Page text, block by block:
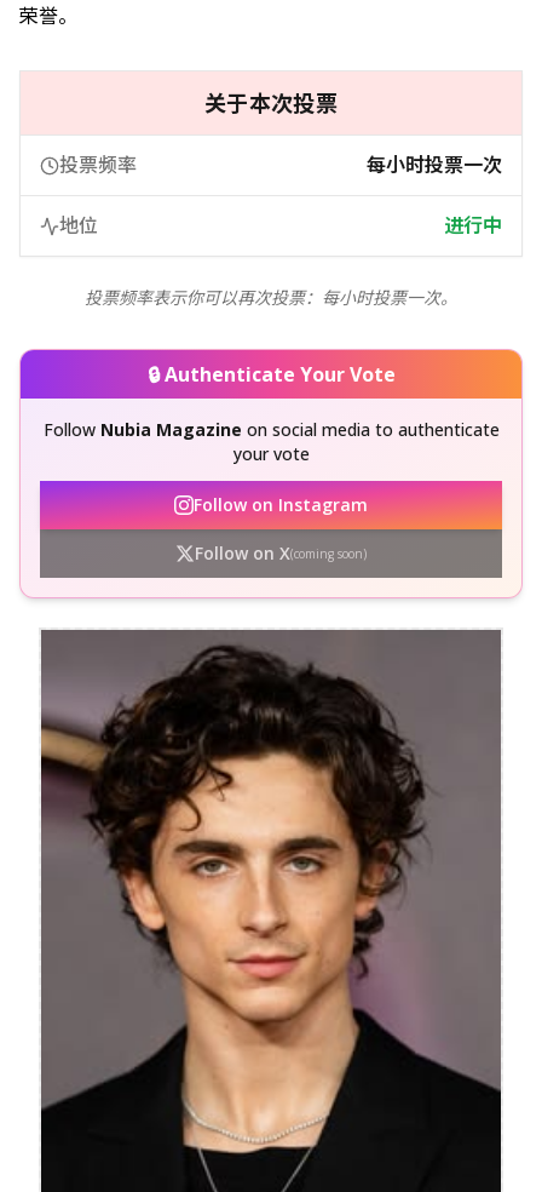
荣誉。
关于本次投票
投票频率 每小时投票一次
地位 进行中
投票频率表示你可以再次投票：每小时投票一次。
🔒 Authenticate Your Vote
Follow Nubia Magazine on social media to authenticate
your vote
Follow on Instagram
Follow on X(coming soon)